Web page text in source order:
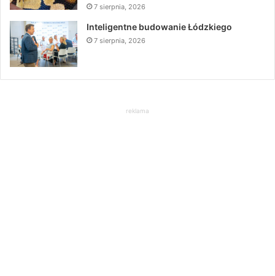
7 sierpnia, 2026
Inteligentne budowanie Łódzkiego
7 sierpnia, 2026
reklama